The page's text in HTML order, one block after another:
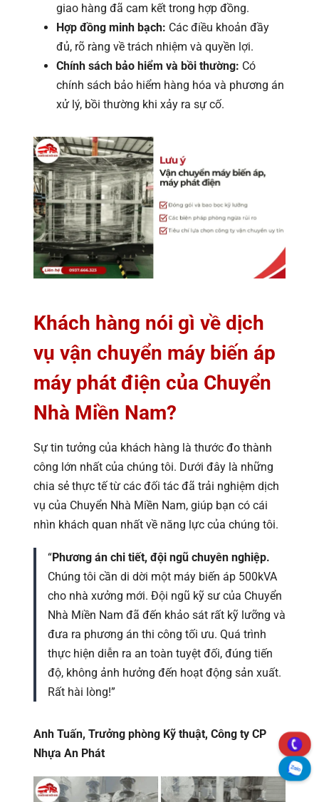
giao hàng đã cam kết trong hợp đồng.
Hợp đồng minh bạch: Các điều khoản đầy
đủ, rõ ràng về trách nhiệm và quyền lợi.
Chính sách bảo hiểm và bồi thường: Có
chính sách bảo hiểm hàng hóa và phương án
xử lý, bồi thường khi xảy ra sự cố.
Khách hàng nói gì về dịch
vụ vận chuyển máy biến áp
máy phát điện của Chuyển
Nhà Miền Nam?
Sự tin tưởng của khách hàng là thước đo thành
công lớn nhất của chúng tôi. Dưới đây là những
chia sẻ thực tế từ các đối tác đã trải nghiệm dịch
vụ của Chuyển Nhà Miền Nam, giúp bạn có cái
nhìn khách quan nhất về năng lực của chúng tôi.
“Phương án chi tiết, đội ngũ chuyên nghiệp.
Chúng tôi cần di dời một máy biến áp 500kVA
cho nhà xưởng mới. Đội ngũ kỹ sư của Chuyển
Nhà Miền Nam đã đến khảo sát rất kỹ lưỡng và
đưa ra phương án thi công tối ưu. Quá trình
thực hiện diễn ra an toàn tuyệt đối, đúng tiến
độ, không ảnh hưởng đến hoạt động sản xuất.
Rất hài lòng!”
Anh Tuấn, Trưởng phòng Kỹ thuật, Công ty CP
Nhựa An Phát